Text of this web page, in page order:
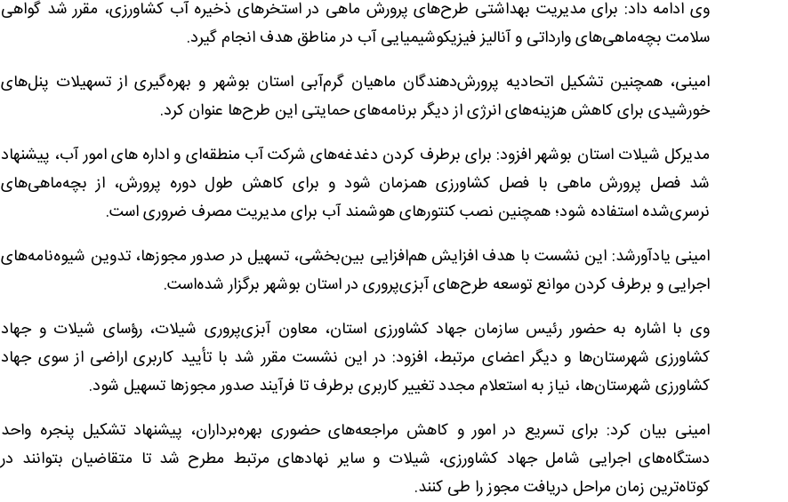
وی ادامه داد: برای مدیریت بهداشتی طرح‌های پرورش ماهی در استخرهای ذخیره آب کشاورزی، مقرر شد گواهی
سلامت بچه‌ماهی‌های وارداتی و آنالیز فیزیکوشیمیایی آب در مناطق هدف انجام گیرد.
امینی، همچنین تشکیل اتحادیه پرورش‌دهندگان ماهیان گرم‌آبی استان بوشهر و بهره‌گیری از تسهیلات پنل‌های
خورشیدی برای کاهش هزینه‌های انرژی از دیگر برنامه‌های حمایتی این طرح‌ها عنوان کرد.
مدیرکل شیلات استان بوشهر افزود: برای برطرف کردن دغدغه‌های شرکت آب منطقه‌ای و اداره های امور آب، پیشنهاد
شد فصل پرورش ماهی با فصل کشاورزی همزمان شود و برای کاهش طول دوره پرورش، از بچه‌ماهی‌های
نرسری‌شده استفاده شود؛ همچنین نصب کنتورهای هوشمند آب برای مدیریت مصرف ضروری است.
امینی یادآورشد: این نشست با هدف افزایش هم‌افزایی بین‌بخشی، تسهیل در صدور مجوزها، تدوین شیوه‌نامه‌های
اجرایی و برطرف کردن موانع توسعه طرح‌های آبزی‌پروری در استان بوشهر برگزار شده‌است.
وی با اشاره به حضور رئیس سازمان جهاد کشاورزی استان، معاون آبزی‌پروری شیلات، رؤسای شیلات و جهاد
کشاورزی شهرستان‌ها و دیگر اعضای مرتبط، افزود: در این نشست مقرر شد با تأیید کاربری اراضی از سوی جهاد
کشاورزی شهرستان‌ها، نیاز به استعلام مجدد تغییر کاربری برطرف تا فرآیند صدور مجوزها تسهیل شود.
امینی بیان کرد: برای تسریع در امور و کاهش مراجعه‌های حضوری بهره‌برداران، پیشنهاد تشکیل پنجره واحد
دستگاه‌های اجرایی شامل جهاد کشاورزی، شیلات و سایر نهادهای مرتبط مطرح شد تا متقاضیان بتوانند در
کوتاه‌ترین زمان مراحل دریافت مجوز را طی کنند.